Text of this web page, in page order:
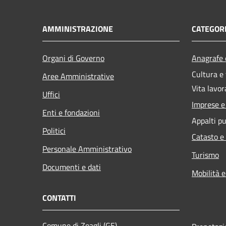
AMMINISTRAZIONE
Organi di Governo
Aree Amministrative
Uffici
Enti e fondazioni
Politici
Personale Amministrativo
Documenti e dati
Cultura
Vita
Imprese
Appalti
Catasto
Turismo
Mobilità
CONTATTI